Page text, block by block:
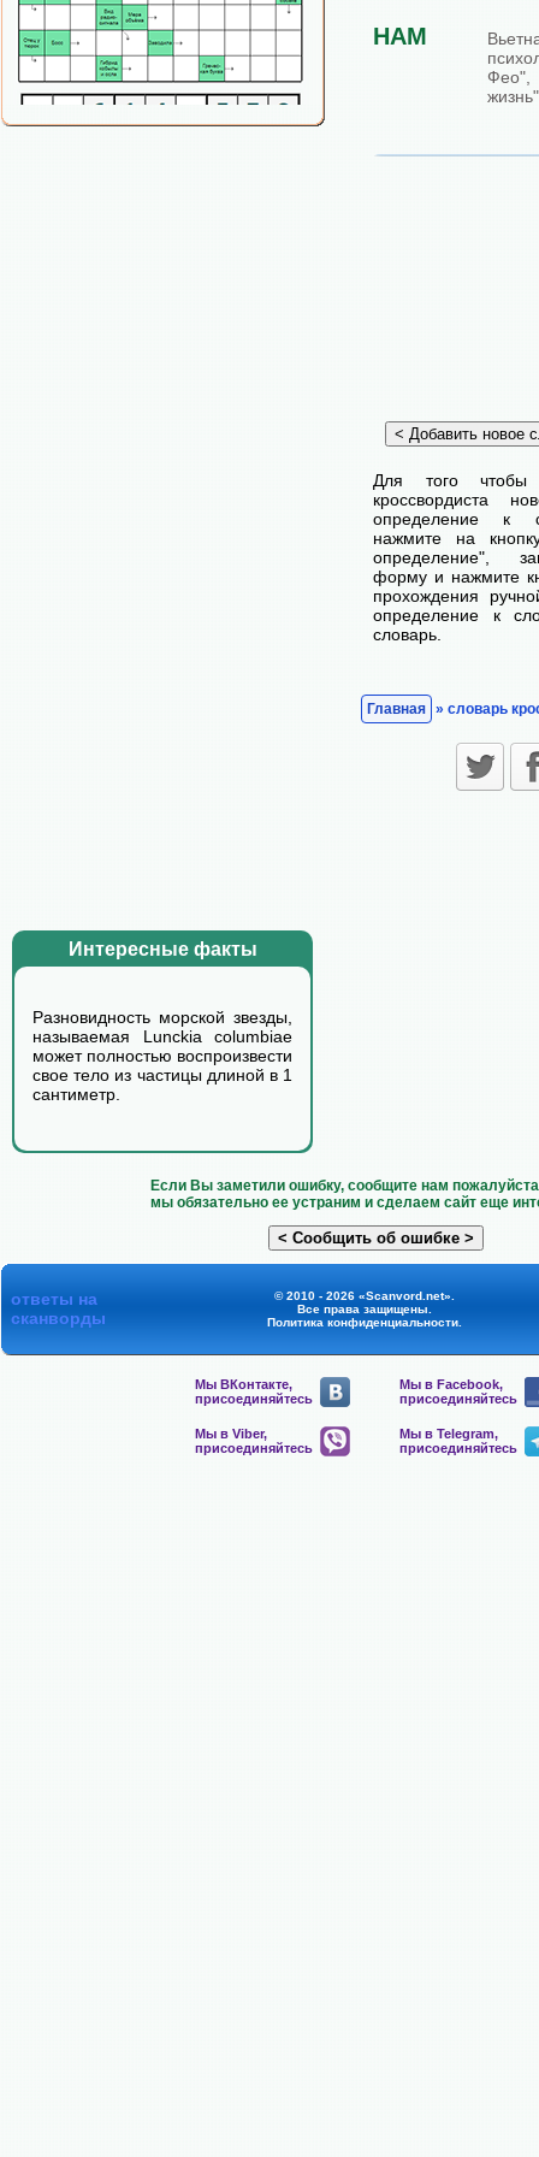
Интересные факты
Разновидность морской звезды,
называемая Lunckia columbiae
может полностью воспроизвести
свое тело из частицы длиной в 1
сантиметр.
НАМ
Фео",
Для того чтобы
кроссвордиста
определение к
нажмите на
определение",
форму и нажмите
прохождения
определение к
словарь.
Главная » словарь
Если Вы заметили ошибку, сообщите нам
мы обязательно ее устраним и сделаем сайт еще
ответы на
сканворды
© 2010 - 2026 «Scanvord.net».
Все права защищены.
Политика конфиденциальности.
Мы ВКонтакте,
присоединяйтесь
Мы в Facebook,
присоединяйтесь
Мы в Viber,
присоединяйтесь
Мы в Telegram,
присоединяйтесь